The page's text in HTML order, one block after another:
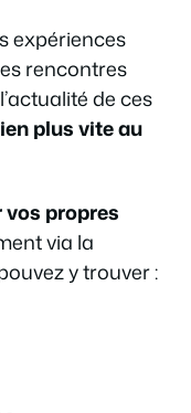
expériences
rencontres
de ces
plus vite au
propres
via la
y trouver :